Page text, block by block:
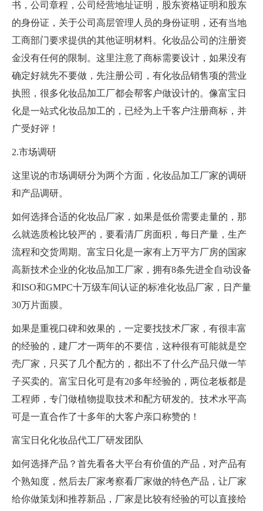
书，公司章程，公司经营地址证明，股东资格证明和股东
的身份证，关于公司高层管理人员的身份证明，还有当地
工商部门要求提供的其他证明材料。化妆品公司的注册资
金没有任何的限制。这里注意了商标需要设计，如果没有
确定好就先不要做，先注册公司，有化妆品销售项的营业
执照，很多化妆品加工厂都会帮客户做设计的。像富宝日
化是一站式化妆品加工的，已经为上千客户注册商标，并
广受好评！
2.市场调研
这里说的市场调研分为两个方面，化妆品加工厂家的调研
和产品调研。
如何选择合适的化妆品厂家，如果是低价需要走量的，那
么就选质检比较严的，要看清厂房面积，每日产量，生产
流程和交货周期。富宝日化是一家有上万平方厂房的国家
高新技术企业的化妆品加工厂家，拥有8条先进全自动设备
和ISO和GMPC十万级车间认证的标准化妆品厂家，日产量
30万片面膜。
如果是重视口碑和效果的，一定要找技术厂家，有很丰富
的经验的，建厂才一两年的不要信，这种很有可能就是空
壳厂家，只买了几个配方的，都出不了什么产品只做一竿
子买卖的。富宝日化可是有20多年经验的，两位老板都是
工程师，专门做植物提取技术和配方研发的。技术水平高
可是一直合作了十多年的大客户亲口称赞的！
富宝日化化妆品代工厂研发团队
如何选择产品？首先看各大平台有价值的产品，对产品有
个熟知度，然后去厂家考察看厂家做的特色产品，让厂家
给你做策划和推荐新品，厂家是比较有经验的可以直接给